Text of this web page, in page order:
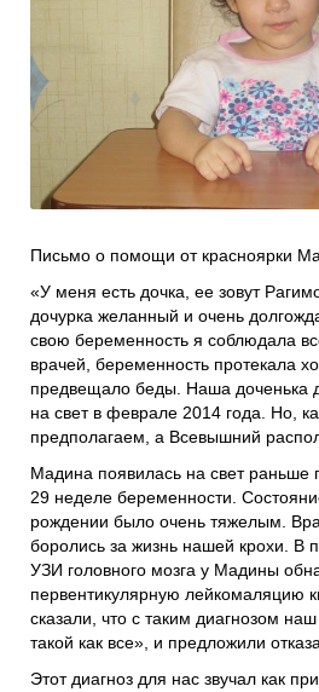
Боксы для пожертвований
Нужна помощь?
Программы фонда
Справочник
Медиа
События и люди
Наши друзья
Банеры
Письмо о помощи от красноярки
«У меня есть дочка, ее зовут
дочурка желанный и очень
свою беременность я соблюдала
врачей, беременность протекала
предвещало беды. Наша доченька
на свет в феврале 2014 года. Но,
предполагаем, а Всевышний
Мадина появилась на свет раньше
29 неделе беременности.
рождении было очень тяжелым.
боролись за жизнь нашей крохи. В
УЗИ головного мозга у Мадины
первентикулярную лейкомаляцию
сказали, что с таким диагнозом
такой как все», и предложили
Этот диагноз для нас звучал как